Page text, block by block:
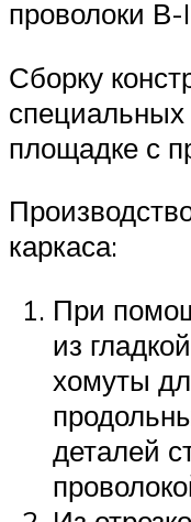
проволоки
Сборку
специальных
площадке с
каркаса:
При
из
хомуты
деталей